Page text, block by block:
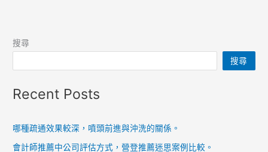
搜尋
搜尋
Recent Posts
哪種疏通效果較深，噴頭前進與沖洗的關係。
會計師推薦中公司評估方式，營登推薦迷思案例比較。